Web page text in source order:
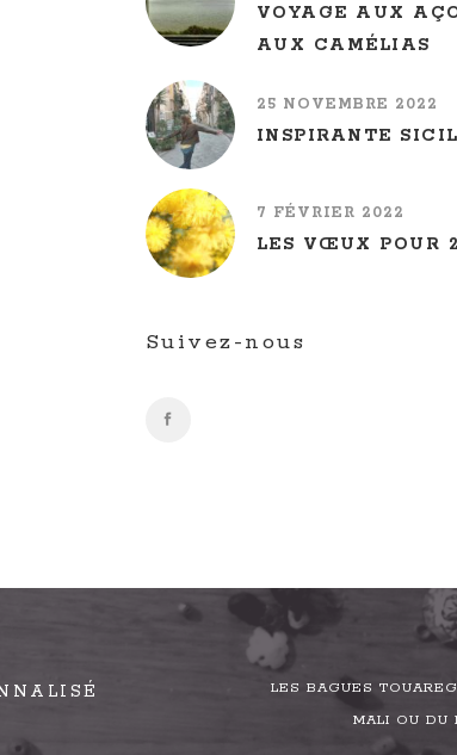
VOYAGE AUX
AUX CAMÉLIAS
25 NOVEMBRE 2022
INSPIRANTE
7 FÉVRIER 2022
LES VŒUX POUR
Suivez-nous
LES BAGUES
MALI OU DU